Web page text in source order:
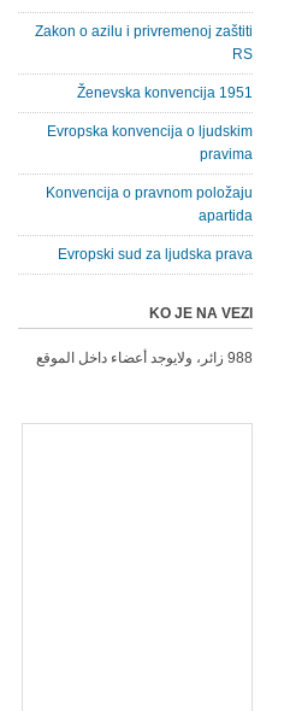
Zakon o azilu i privremenoj zaštiti
RS
Ženevska konvencija 1951
Evropska konvencija o ljudskim
pravima
Konvencija o pravnom položaju
apartida
Evropski sud za ljudska prava
KO JE NA VEZI
988 زائر، ولايوجد أعضاء داخل الموقع